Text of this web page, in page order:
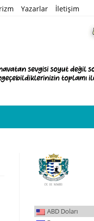
Yazarlar İletişim
ABD Doları